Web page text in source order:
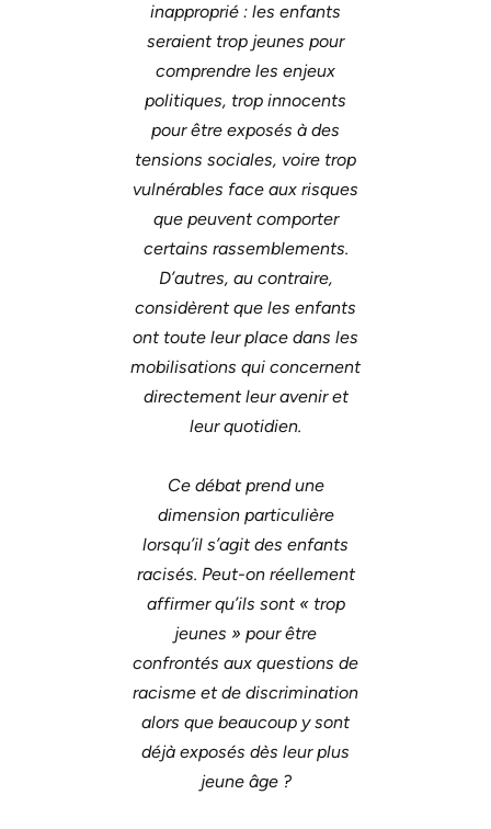
inapproprié : les enfants
seraient trop jeunes pour
comprendre les enjeux
politiques, trop innocents
pour être exposés à des
tensions sociales, voire trop
vulnérables face aux risques
que peuvent comporter
certains rassemblements.
D’autres, au contraire,
considèrent que les enfants
ont toute leur place dans les
mobilisations qui concernent
directement leur avenir et
leur quotidien.
Ce débat prend une
dimension particulière
lorsqu’il s’agit des enfants
racisés. Peut-on réellement
affirmer qu’ils sont « trop
jeunes » pour être
confrontés aux questions de
racisme et de discrimination
alors que beaucoup y sont
déjà exposés dès leur plus
jeune âge ?